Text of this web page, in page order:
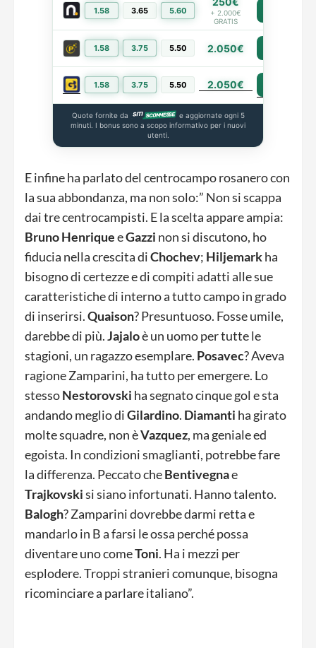
1.58 3.65 5.60
+ 2.000€
GRATIS
1.58 3.75 5.50 2.050€
1.58 3.75 5.50 2.050€
Quote fornite da
e aggiornate ogni 5
minuti. I bonus sono a scopo informativo per i nuovi
utenti.
E infine ha parlato del centrocampo rosanero con
la sua abbondanza, ma non solo:” Non si scappa
dai tre centrocampisti. E la scelta appare ampia:
Bruno HenriqueeGazzi non si discutono, ho
fiducia nella crescita diChochev; Hiljemarkha
bisogno di certezze e di compiti adatti alle sue
caratteristiche di interno a tutto campo in grado
di inserirsi.Quaison? Presuntuoso. Fosse umile,
darebbe di più.Jajaloè un uomo per tutte le
stagioni, un ragazzo esemplare. Posavec? Aveva
ragione Zamparini, ha tutto per emergere. Lo
stessoNestorovski ha segnato cinque gol e sta
andando meglio diGilardino. Diamanti ha girato
molte squadre, non èVazquez, ma geniale ed
egoista. In condizioni smaglianti, potrebbe fare
la differenza. Peccato cheBentivegnae
Trajkovskisi siano infortunati. Hanno talento.
Balogh? Zamparini dovrebbe darmi retta e
mandarlo in B a farsi le ossa perché possa
diventare uno comeToni. Ha i mezzi per
esplodere. Troppi stranieri comunque, bisogna
ricominciare a parlare italiano”.